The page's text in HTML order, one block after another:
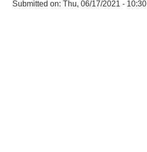
Submitted on: Thu, 06/17/2021 - 10:30